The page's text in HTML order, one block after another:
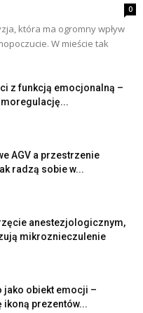
0
która ma ogromny wpływ
W mieście tak
z funkcją emocjonalną –
AGV a przestrzenie
radzą sobie w...
anestezjologicznym,
mikroznieczulenie
jako obiekt emocji –
ikoną prezentów...